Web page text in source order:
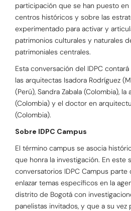
participación que se han puesto en
centros históricos y sobre las
experimentado para activar y
patrimonios culturales y naturales
patrimoniales centrales.
Esta conversación del IDPC
las arquitectas Isadora Rodríguez
(Perú), Sandra Zabala (Colombia), la
(Colombia) y el doctor en
(Colombia).
Sobre IDPC Campus
El término campus se asocia
que honra la investigación. En este
conversatorios IDPC Campus
enlazar temas específicos en la
distrito de Bogotá con
panelistas invitados, y que a su